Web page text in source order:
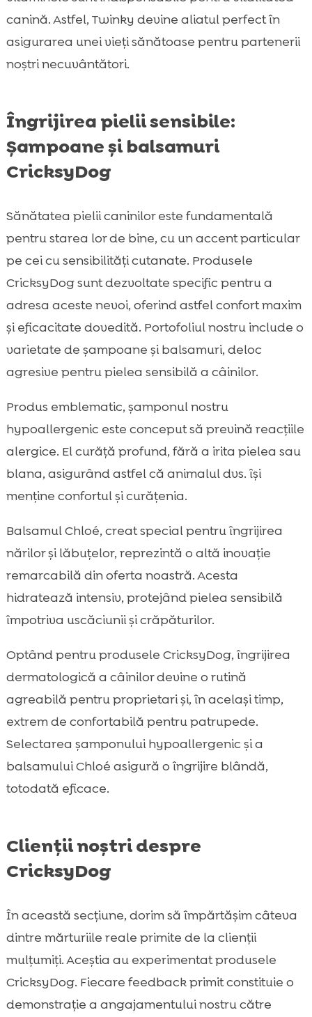
canină. Astfel, Twinky devine aliatul perfect în
asigurarea unei vieți sănătoase pentru partenerii
noștri necuvântători.
Îngrijirea pielii sensibile:
Șampoane și balsamuri
CricksyDog
Sănătatea pielii caninilor este fundamentală
pentru starea lor de bine, cu un accent particular
pe cei cu sensibilități cutanate. Produsele
CricksyDog sunt dezvoltate specific pentru a
adresa aceste nevoi, oferind astfel confort maxim
și eficacitate dovedită. Portofoliul nostru include o
varietate de șampoane și balsamuri, deloc
agresive pentru pielea sensibilă a câinilor.
Produs emblematic, șamponul nostru
hypoallergenic este conceput să prevină reacțiile
alergice. El curăță profund, fără a irita pielea sau
blana, asigurând astfel că animalul dvs. își
menține confortul și curățenia.
Balsamul Chloé, creat special pentru îngrijirea
nărilor și lăbuțelor, reprezintă o altă inovație
remarcabilă din oferta noastră. Acesta
hidratează intensiv, protejând pielea sensibilă
împotriva uscăciunii și crăpăturilor.
Optând pentru produsele CricksyDog, îngrijirea
dermatologică a câinilor devine o rutină
agreabilă pentru proprietari și, în același timp,
extrem de confortabilă pentru patrupede.
Selectarea șamponului hypoallergenic și a
balsamului Chloé asigură o îngrijire blândă,
totodată eficace.
Clienții noștri despre
CricksyDog
În această secțiune, dorim să împărtășim câteva
dintre mărturiile reale primite de la clienții
mulțumiți. Aceștia au experimentat produsele
CricksyDog. Fiecare feedback primit constituie o
demonstrație a angajamentului nostru către